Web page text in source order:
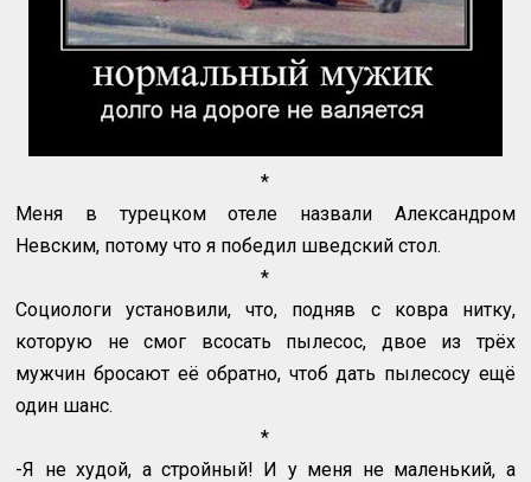
*
Меня в турецком отеле назвали Александром
Невским, потому что я победил шведский стол.
*
Социологи установили, что, подняв с ковра нитку,
которую не смог всосать пылесос, двое из трёх
мужчин бросают её обратно, чтоб дать пылесосу ещё
один шанс.
*
-Я не худой, а стройный! И у меня не маленький, а